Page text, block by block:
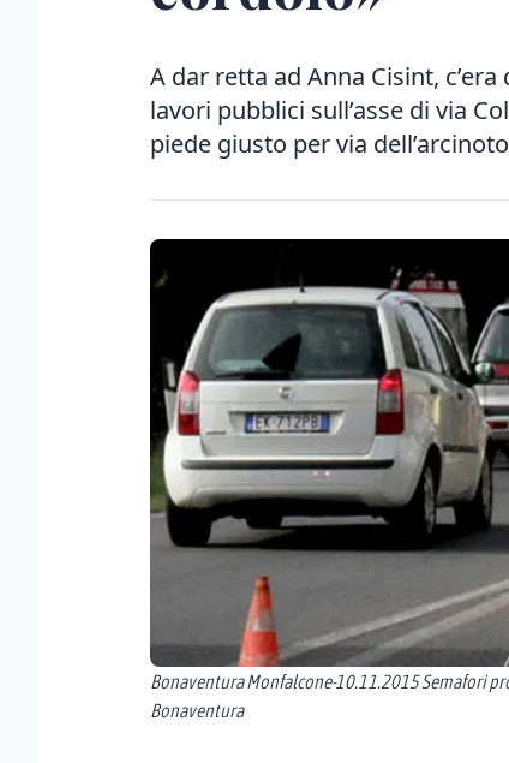
A dar retta ad Anna Cisint,
lavori pubblici sull’asse di via
piede giusto per via
Bonaventura Monfalcone-10.11.2015 Semafori
Bonaventura